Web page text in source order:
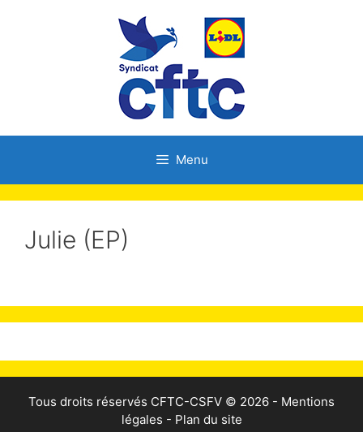
Menu
Julie (EP)
Tous droits réservés CFTC-CSFV © 2026 - Mentions
légales - Plan du site